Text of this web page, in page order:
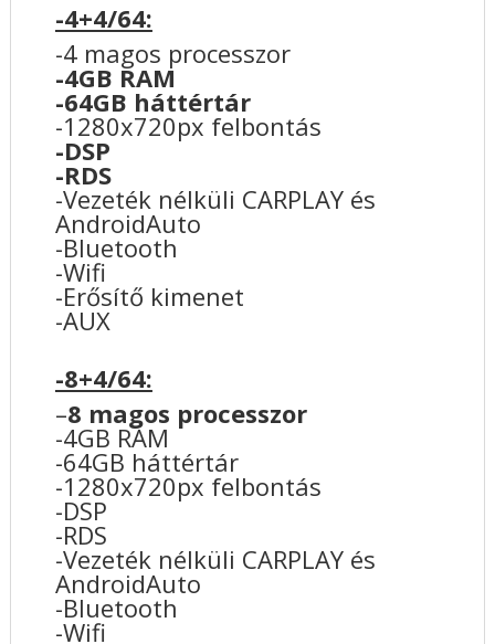
-4+4/64:
-4 magos processzor
-4GB RAM
-64GB háttértár
-1280x720px felbontás
-DSP
-RDS
-Vezeték nélküli CARPLAY és
AndroidAuto
-Bluetooth
-Wifi
-Erősítő kimenet
-AUX
-8+4/64:
–8 magos processzor
-4GB RAM
-64GB háttértár
-1280x720px felbontás
-DSP
-RDS
-Vezeték nélküli CARPLAY és
AndroidAuto
-Bluetooth
-Wifi